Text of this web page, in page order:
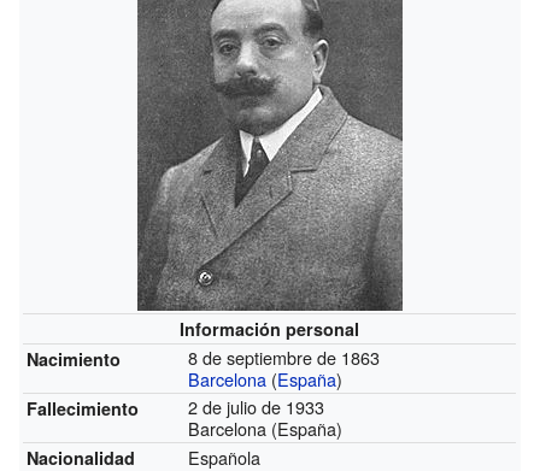
Información personal
Nacimiento
8 de septiembre de 1863
Barcelona (España)
Fallecimiento
2 de julio de 1933
Barcelona (España)
Nacionalidad Española